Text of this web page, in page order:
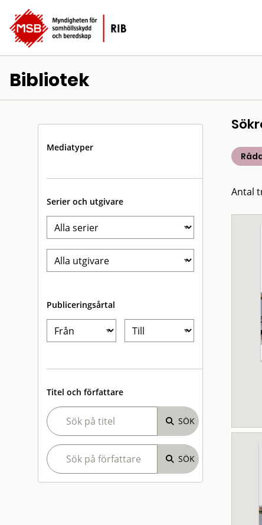
Bibliotek
Mediatyper
Serier och utgivare
Publiceringsårtal
Titel och författare
Antal